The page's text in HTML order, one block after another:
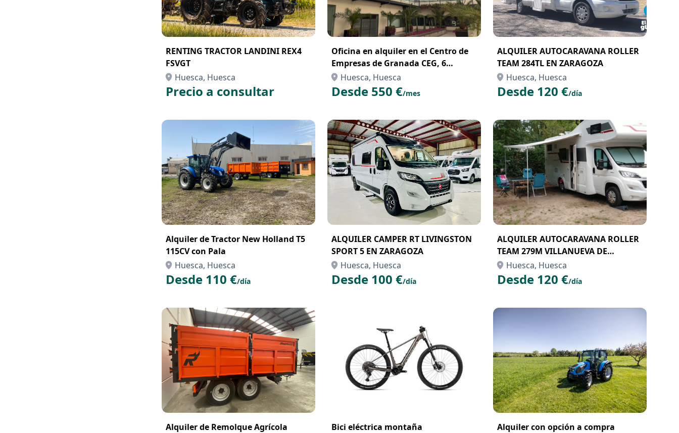
RENTING TRACTOR LANDINI REX4
FSVGT
Huesca, Huesca
Precio a consultar
Oficina en alquiler en el Centro de
Empresas de Granada CEG, 6
puestos de trabajo
Huesca, Huesca
Desde 550 €/mes
ALQUILER AUTOCARAVANA ROLLER
TEAM 284TL EN ZARAGOZA
Huesca, Huesca
Desde 120 €/día
Alquiler de Tractor New Holland T5
115CV con Pala
Huesca, Huesca
Desde 110 €/día
ALQUILER CAMPER RT LIVINGSTON
SPORT 5 EN ZARAGOZA
Huesca, Huesca
Desde 100 €/día
ALQUILER AUTOCARAVANA ROLLER
TEAM 279M VILLANUEVA DE
GALLEGO
Huesca, Huesca
Desde 120 €/día
Alquiler de Remolque Agrícola
Bici eléctrica montaña
Alquiler con opción a compra